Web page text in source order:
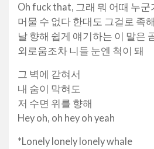
Oh fuck that, 그래 뭐 어때 누군
머물 수 없다 한대도 그걸로 족해
날 향해 쉽게 얘기하는 이 말은
외로움조차 니들 눈엔 척이 돼
그 벽에 갇혀서
내 숨이 막혀도
저 수면 위를 향해
Hey oh, oh hey oh yeah
*Lonely lonely lonely whale